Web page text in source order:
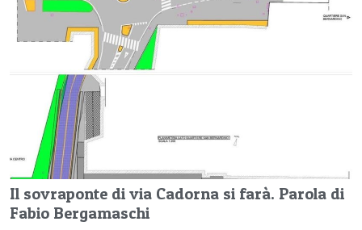
Il sovraponte di via Cadorna si farà. Parola di
Fabio Bergamaschi